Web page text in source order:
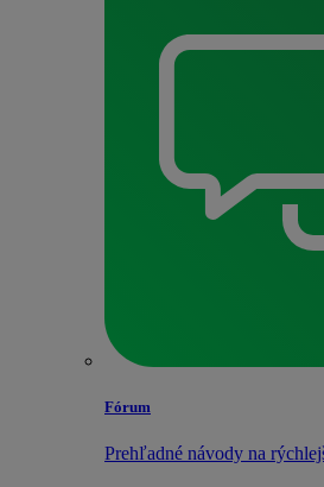
Fórum
Prehľadné návody na